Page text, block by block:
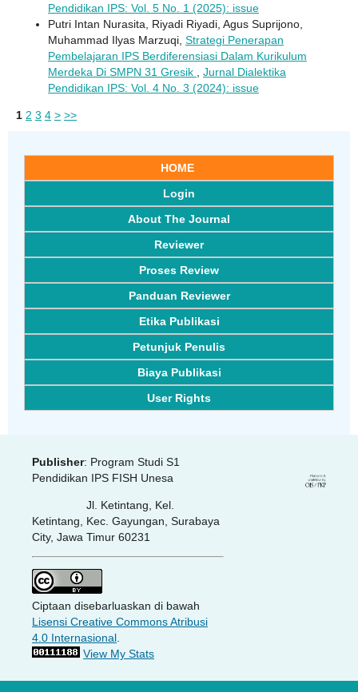
Pendidikan IPS: Vol. 5 No. 1 (2025): issue
Putri Intan Nurasita, Riyadi Riyadi, Agus Suprijono,
Muhammad Ilyas Marzuqi, Strategi Penerapan
Pembelajaran IPS Berdiferensiasi Dalam Kurikulum
Merdeka Di SMPN 31 Gresik
Jurnal Dialektika
Pendidikan IPS: Vol. 4 No. 3 (2024): issue
1 2 3 4 > >>
HOME
Login
About The Journal
Reviewer
Proses Review
Panduan Reviewer
Etika Publikasi
Petunjuk Penulis
Biaya Publikasi
User Rights
Publisher: Program Studi S1
Pendidikan IPS FISH Unesa
Jl. Ketintang, Kel.
Ketintang, Kec. Gayungan, Surabaya
City, Jawa Timur 60231
Ciptaan disebarluaskan di bawah
Lisensi Creative Commons Atribusi
4.0 Internasional.
View My Stats